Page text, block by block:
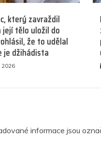
který zavraždil
její tělo uložil do
že to udělal
je džihádista
2026
informace jsou